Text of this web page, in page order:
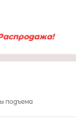
подъема